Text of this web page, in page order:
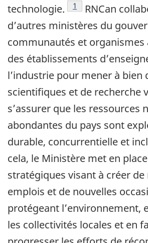
technologie.
Note de bas de page
1
RNCan
d’autres ministères du
communautés et organismes
des établissements
l’industrie pour mener à bien
scientifiques et de recherche
s’assurer que les ressources
abondantes du pays sont
durable, concurrentielle et
cela, le Ministère met en
stratégiques visant à créer de
emplois et de nouvelles
protégeant l’environnement,
les collectivités locales et en